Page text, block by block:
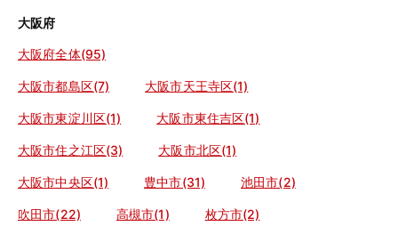
大阪府
大阪府全体(95)
大阪市都島区(7) 大阪市天王寺区(1)
大阪市東淀川区(1) 大阪市東住吉区(1)
大阪市住之江区(3) 大阪市北区(1)
大阪市中央区(1) 豊中市(31) 池田市(2)
吹田市(22) 高槻市(1) 枚方市(2)